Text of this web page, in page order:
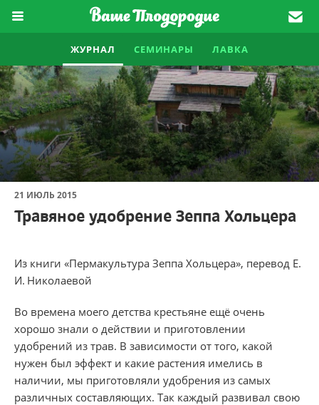
ЖУРНАЛ СЕМИНАРЫ ЛАВКА
21 ИЮЛЬ 2015
Травяное удобрение Зеппа Хольцера
Из книги «Пермакультура Зеппа Хольцера», перевод Е.
И. Николаевой
Во времена моего детства крестьяне ещё очень
хорошо знали о действии и приготовлении
удобрений из трав. В зависимости от того, какой
нужен был эффект и какие растения имелись в
наличии, мы приготовляли удобрения из самых
различных составляющих. Так каждый развивал свою